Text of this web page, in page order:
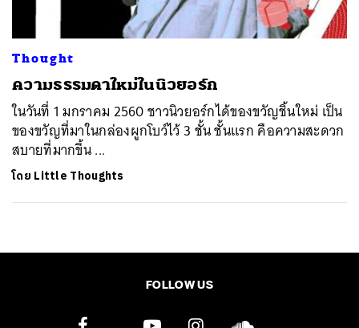
Thought
ความธรรมดาใหม่ในนิวยอร์ก
ในวันที่ 1 มกราคม 2560 ชาวนิวยอร์กได้ของขวัญชิ้นใหม่ เป็น
ของขวัญที่มาในกล่องผูกโบว์ไว้ 3 ชั้น ชั้นแรก คือความสะดวก
สบายที่มากขึ้น ...
โดย Little Thoughts
FOLLOW US
TWEET LINE EMAIL